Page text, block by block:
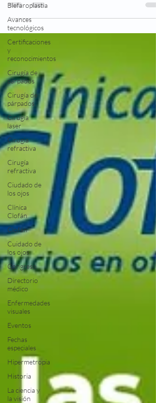
Blefaroplastia
Avances
tecnológicos
Certificaciones
y
reconocimientos
Cirugía de
párpados
Cirugía de
párpados
Cirugia
laser
Cirugia
refractiva
Cirugía
refractiva
Ciudado de
los ojos
Clínica
Clofán
Clofán
Cuidado de
los ojos
Congreso
Directorio
médico
Enfermedades
visuales
Eventos
Fechas
especiales
Hipermetropia
Historia
La ciencia y
la visión